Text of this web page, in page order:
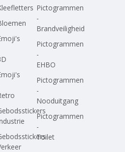
Pictogrammen
-
Brandveiligheid
Pictogrammen
-
EHBO
Pictogrammen
-
Nooduitgang
Pictogrammen
-
Toilet